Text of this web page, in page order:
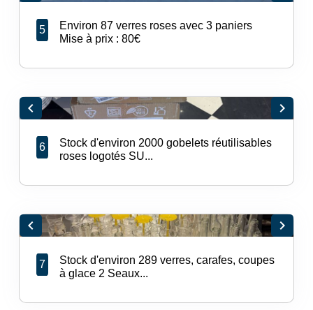
5
Environ 87 verres roses avec 3 paniers
Mise à prix : 80€
chevron_left chevron_right
6
Stock d'environ 2000 gobelets réutilisables
roses logotés SU...
chevron_left chevron_right
7
Stock d'environ 289 verres, carafes, coupes
à glace 2 Seaux...